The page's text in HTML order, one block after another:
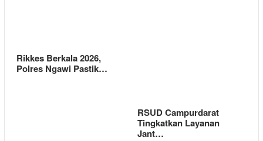
Rikkes Berkala 2026,
Polres Ngawi Pastik…
RSUD Campurdarat
Tingkatkan Layanan
Jant…